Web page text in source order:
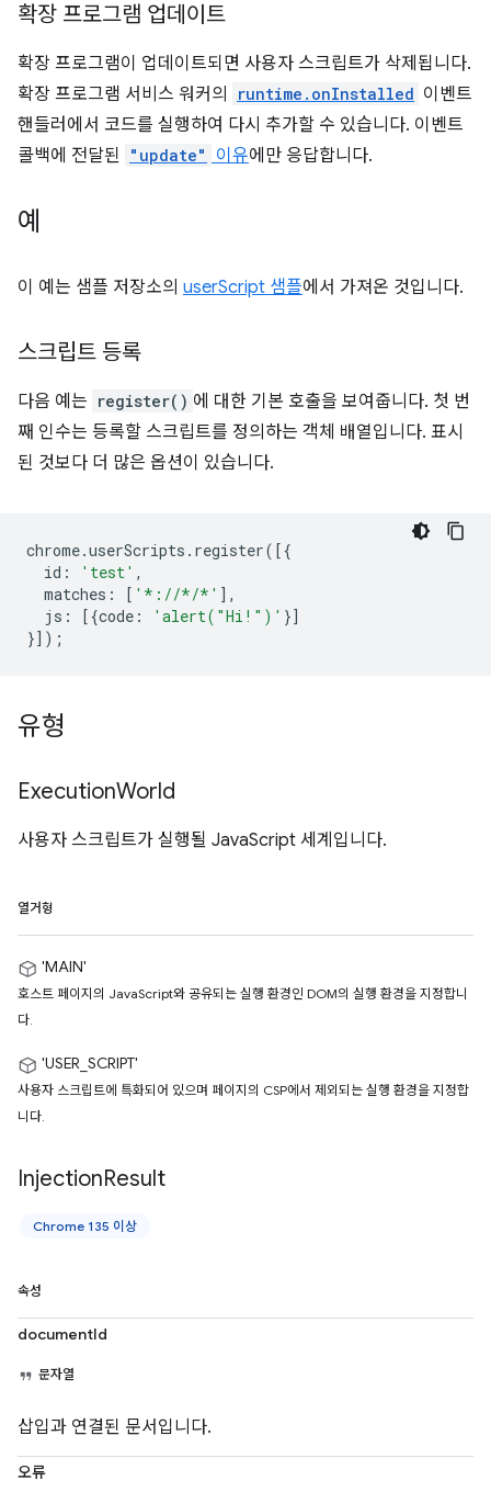
확장 프로그램 업데이트
확장 프로그램이 업데이트되면 사용자 스크립트가 삭제됩니다.
확장 프로그램 서비스 워커의
runtime.onInstalled 이벤트
핸들러에서 코드를 실행하여 다시 추가할 수 있습니다. 이벤트
콜백에 전달된 "update" 이유에만 응답합니다.
예
이 예는 샘플 저장소의 userScript 샘플에서 가져온 것입니다.
스크립트 등록
다음 예는 register() 에 대한 기본 호출을 보여줍니다. 첫 번
째 인수는 등록할 스크립트를 정의하는 객체 배열입니다. 표시
된 것보다 더 많은 옵션이 있습니다.
chrome.userScripts . register([{
id : 'test' ,
matches : [ '*://*/*' ],
js : [{code : 'alert("Hi!")' }]
}]);
유형
ExecutionWorld
사용자 스크립트가 실행될 JavaScript 세계입니다.
열거형
'MAIN'
호스트 페이지의 JavaScript와 공유되는 실행 환경인 DOM의 실행 환경을 지정합니
다.
'USER_SCRIPT'
사용자 스크립트에 특화되어 있으며 페이지의 CSP에서 제외되는 실행 환경을 지정합
니다.
InjectionResult
Chrome 135 이상
속성
documentId
문자열
삽입과 연결된 문서입니다.
오류